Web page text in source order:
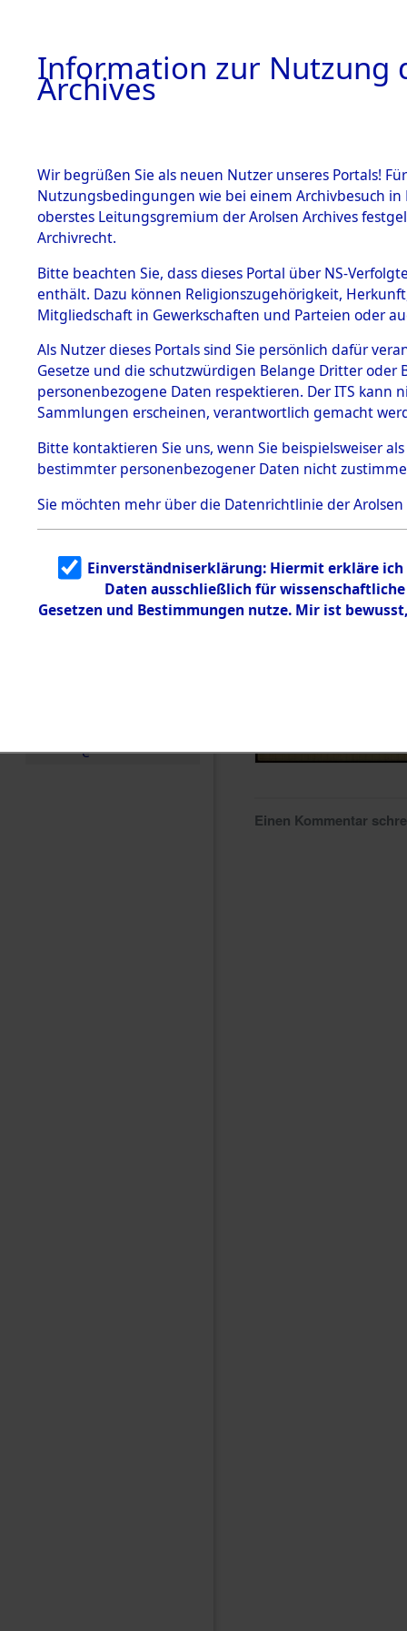
BESTÄNDE
1.
mente
5. Verschiedenes
5.3
Todesmärsche
5.3.1 Alliierte
Erhebungen
zu
Todesmärsch
en
5.3.2
Identifizierun
g
5.3.3
Todesmärsch
e
0029
Einen Kommentar
Information zur Nutzung
Archives
Wir begrüßen Sie als neuen Nutzer unseres Portals!
Nutzungsbedingungen wie bei einem Archivbesuch
oberstes Leitungsgremium der Arolsen Archives
Archivrecht.
Bitte beachten Sie, dass dieses Portal über NS-
enthält. Dazu können Religionszugehörigkeit,
Mitgliedschaft in Gewerkschaften und Parteien oder
Als Nutzer dieses Portals sind Sie persönlich dafür
Gesetze und die schutzwürdigen Belange Dritter
personenbezogene Daten respektieren. Der ITS
Sammlungen erscheinen, verantwortlich gemacht
Bitte kontaktieren Sie uns, wenn Sie beispielsweiser
bestimmter personenbezogener Daten nicht
Sie möchten mehr über die Datenrichtlinie der Arolsen
Einverständniserklärung: Hiermit erkläre
Daten ausschließlich für
Gesetzen und Bestimmungen nutze. Mir ist